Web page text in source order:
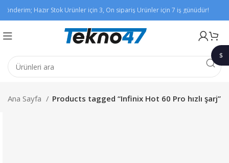
Hazır Stok Ürünler için 3, Ön sipariş Ürünler için 7 iş günüdür!
Ana Sayfa Products tagged “Infinix Hot 60 Pro hızlı şarj”
$